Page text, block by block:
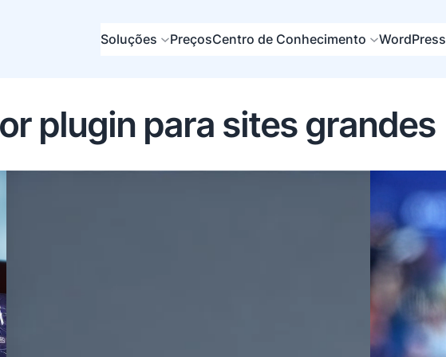
Soluções PreçosCentro de Conhecimento WordPress
plugin para sites grandes